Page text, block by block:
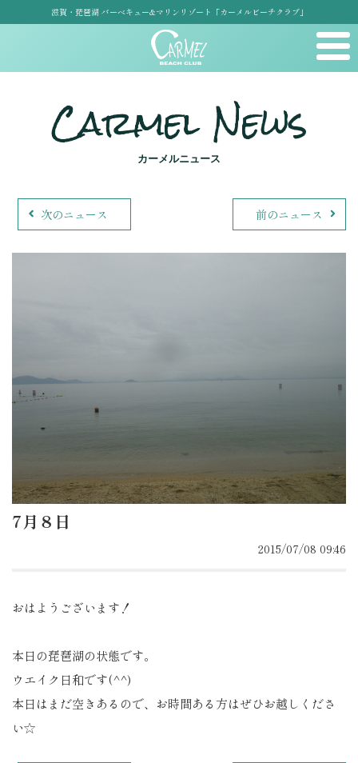
滋賀・琵琶湖 バーベキュー&マリンリゾート「カーメルビーチクラブ」
Carmel News
カーメルニュース
次のニュース 前のニュース
7月８日
2015/07/08 09:46
おはようございます！
本日の琵琶湖の状態です。
ウエイク日和です(^^)
本日はまだ空きあるので、お時間ある方はぜひお越しくださ
い☆